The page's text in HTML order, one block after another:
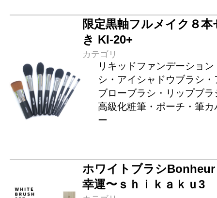
限定黒軸フルメイク８
き KI-20+
カテゴリ
リキッドファンデーショ
シ・アイシャドウブラシ
ブローブラシ・リップブ
高級化粧筆・ポーチ・筆
ー
ホワイトブラシ
幸運〜ｓｈｉｋａｋｕ3